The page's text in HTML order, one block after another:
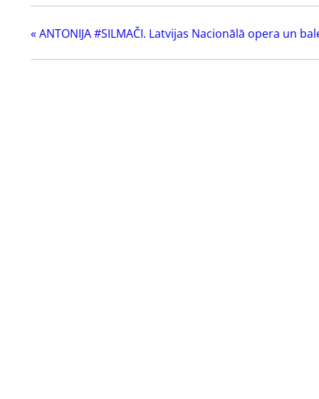
«ANTONIJA #SILMAČI. Latvijas Nacionālā opera un